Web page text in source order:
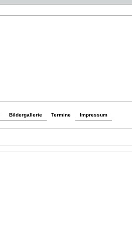
Bildergallerie Termine Impressum